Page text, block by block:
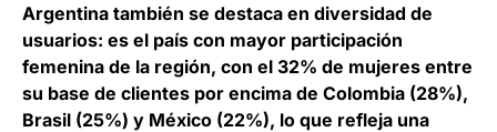
Argentina también se destaca en diversidad de
usuarios: es el país con mayor participación
femenina de la región, con el 32% de mujeres entre
su base de clientes por encima de Colombia (28%),
Brasil (25%) y México (22%), lo que refleja una